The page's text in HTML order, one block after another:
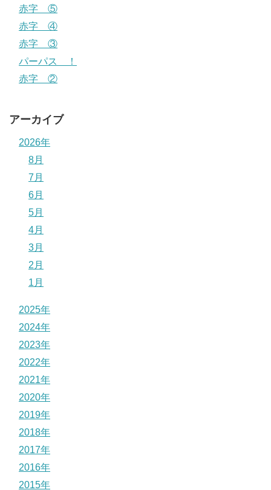
赤字 ⑤
赤字 ④
赤字 ③
パーパス ！
赤字 ②
アーカイブ
2026年
8月
7月
6月
5月
4月
3月
2月
1月
2025年
2024年
2023年
2022年
2021年
2020年
2019年
2018年
2017年
2016年
2015年